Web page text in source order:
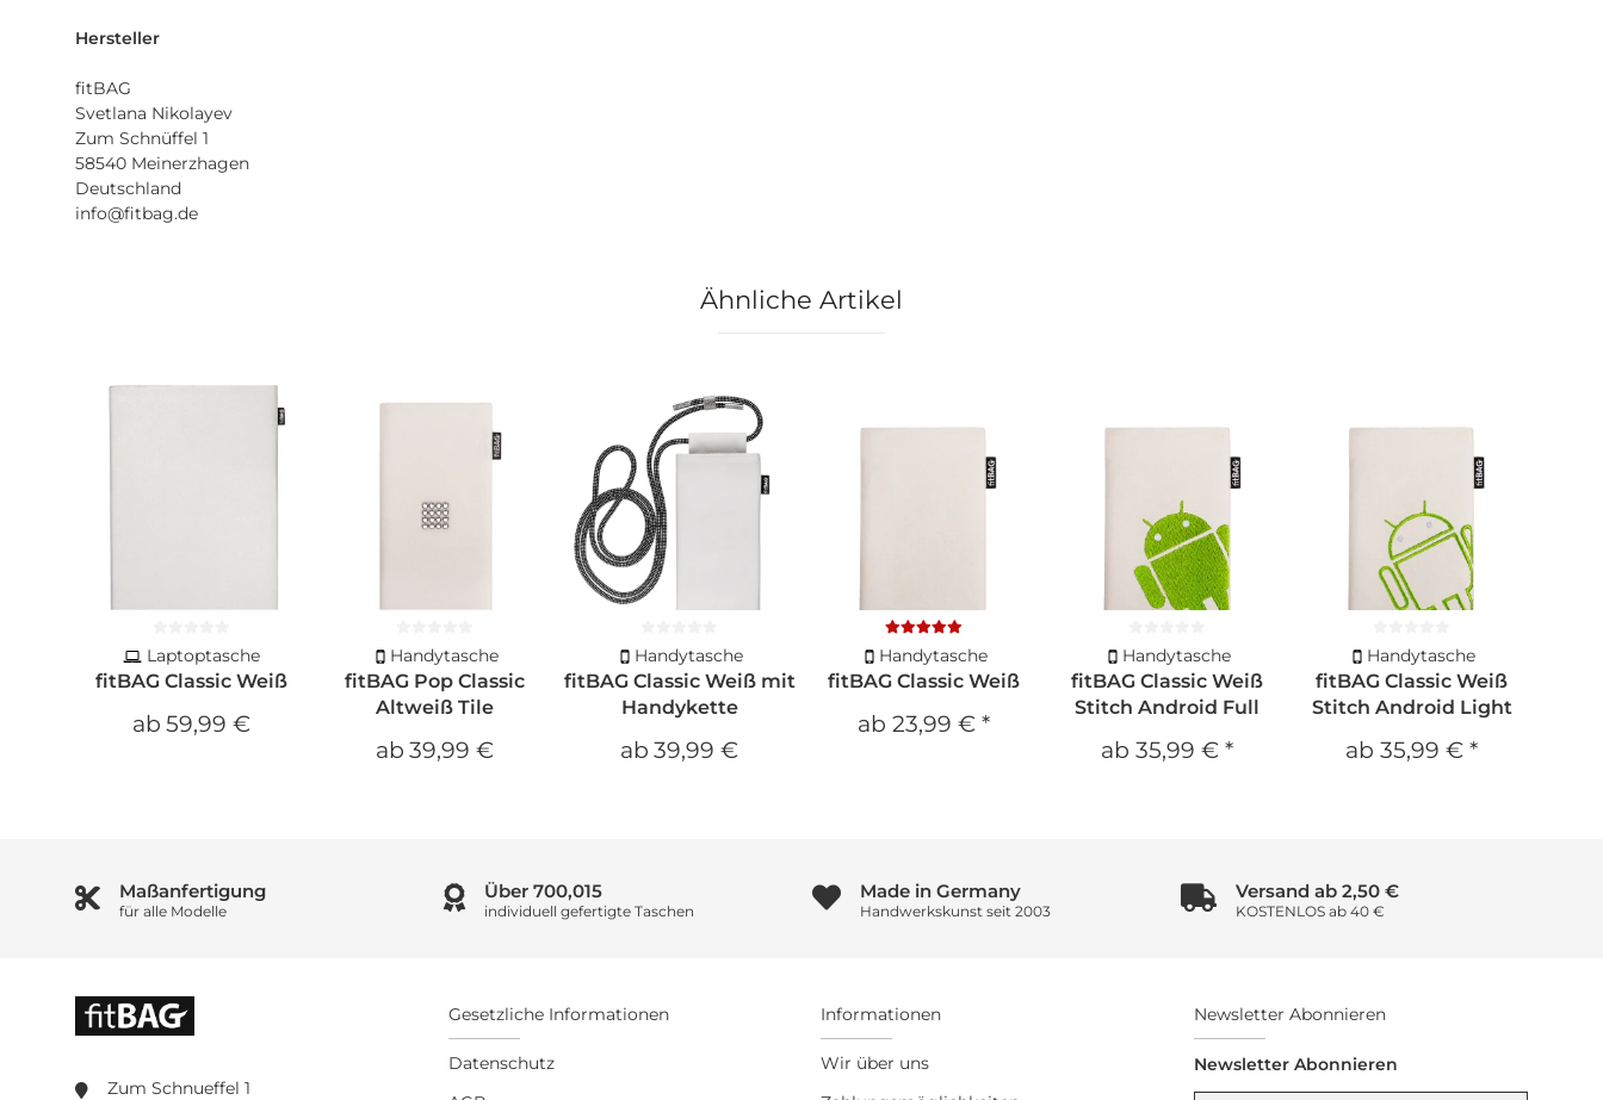
Hersteller
fitBAG
Svetlana Nikolayev
Zum Schnüffel 1
58540 Meinerzhagen
Deutschland
info@fitbag.de
Ähnliche Artikel
Laptoptasche
fitBAG Classic Weiß
ab 59,99 €
Handytasche
fitBAG Pop Classic
Altweiß Tile
ab 39,99 €
Handytasche
fitBAG Classic Weiß mit
Handykette
ab 39,99 €
Handytasche
fitBAG Classic Weiß
ab 23,99 € *
Handytasche
fitBAG Classic Weiß
Stitch Android Full
ab35,99 €*
Handytasche
fitBAG Classic Weiß
Stitch Android Light
ab35,99 €*
Maßanfertigung
für alle Modelle
Über 1,000,021
individuell gefertigte Taschen
Made in Germany
Handwerkskunst seit 2003
Versand ab 2,50 €
KOSTENLOS ab 40 €
Zum Schnueffel 1
Gesetzliche Informationen
Datenschutz
Informationen
Wir über uns
Newsletter Abonnieren
Newsletter Abonnieren